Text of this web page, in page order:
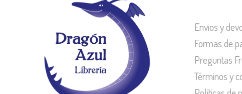
Envios y
Formas de
Preguntas
Términos y